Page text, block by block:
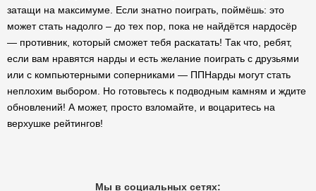
затащи на максимуме. Если знатно поиграть, поймёшь: это
может стать надолго – до тех пор, пока не найдётся нардосёр
— противник, который сможет тебя раскатать! Так что, ребят,
если вам нравятся нарды и есть желание поиграть с друзьями
или с компьютерными соперниками — ППНарды могут стать
неплохим выбором. Но готовьтесь к подводным камням и ждите
обновлений! А может, просто взломайте, и воцаритесь на
верхушке рейтингов!
Мы в социальных сетях: